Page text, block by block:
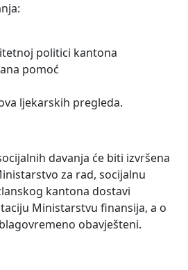
politici kantona
pomoć
ljekarskih pregleda.
davanja će biti izvršena
za rad, socijalnu
kantona dostavi
Ministarstvu finansija, a o
obavješteni.